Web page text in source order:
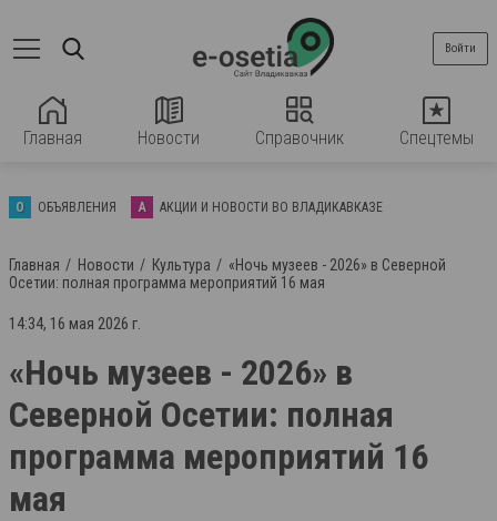
Главная Новости Справочник Спецтемы
Войти
О ОБЪЯВЛЕНИЯ А АКЦИИ И НОВОСТИ ВО ВЛАДИКАВКАЗЕ
Главная Новости Культура
«Ночь музеев - 2026» в Северной
Осетии: полная программа мероприятий 16 мая
14:34, 16 мая 2026 г.
«Ночь музеев - 2026» в
Северной Осетии: полная
программа мероприятий 16
мая